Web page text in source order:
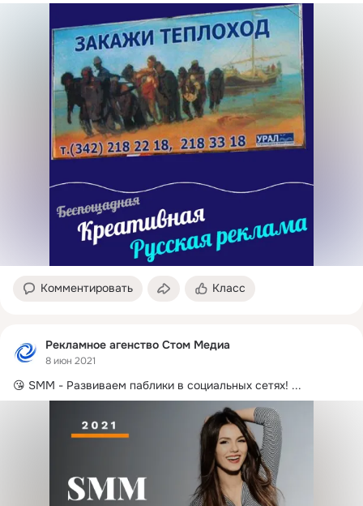
Комментировать Класс
Рекламное агенство Стом Медиа
8 июн 2021
😘 SMM - Развиваем паблики в социальных сетях! ...